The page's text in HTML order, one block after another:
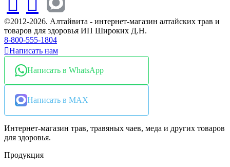
©2012-2026. Алтайвита - интернет-магазин алтайских трав и
товаров для здоровья ИП Широких Д.Н.
8-800-555-1804
Написать нам
Написать в WhatsApp
Написать в MAX
Интернет-магазин трав, травяных чаев, меда и других товаров
для здоровья.
Продукция